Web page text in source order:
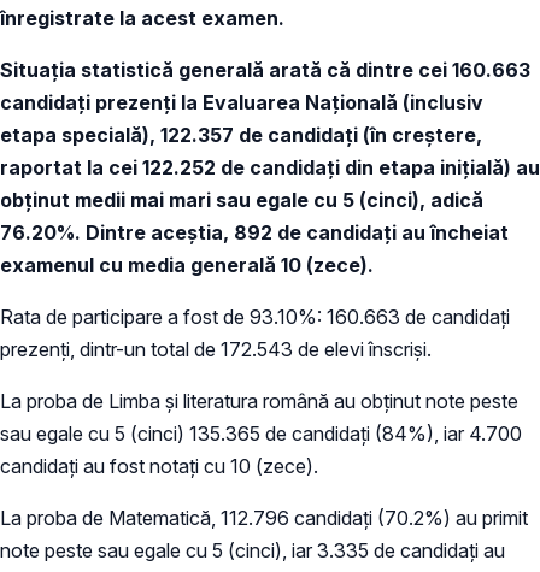
înregistrate la acest examen.
Situația statistică generală arată că dintre cei 160.663
candidați prezenți la Evaluarea Națională (inclusiv
etapa specială), 122.357 de candidați (în creștere,
raportat la cei 122.252 de candidați din etapa inițială) au
obținut medii mai mari sau egale cu 5 (cinci), adică
76.20%. Dintre aceștia, 892 de candidați au încheiat
examenul cu media generală 10 (zece).
Rata de participare a fost de 93.10%: 160.663 de candidați
prezenți, dintr-un total de 172.543 de elevi înscriși.
La proba de Limba și literatura română au obținut note peste
sau egale cu 5 (cinci) 135.365 de candidați (84%), iar 4.700
candidați au fost notați cu 10 (zece).
La proba de Matematică, 112.796 candidați (70.2%) au primit
note peste sau egale cu 5 (cinci), iar 3.335 de candidați au